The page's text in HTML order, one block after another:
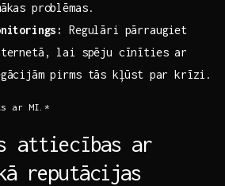
problēmas.
‌Regulāri pārraugiet‌
lai spēju cīnīties ar⁤
pirms tās ⁣kļūst par krīzi.
ar MI.*
attiecības ar​
reputācijas